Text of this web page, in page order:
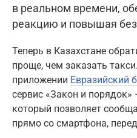
в реальном времени,
реакцию и повышая
Теперь в Казахстане
проще, чем заказать
приложении Евразийский
сервис «Закон и
который позволяет
прямо со смартфона,